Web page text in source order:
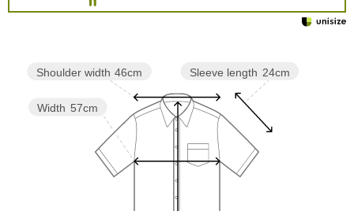
Sleeve length 24cm
Width 57cm
Shoulder width 46cm